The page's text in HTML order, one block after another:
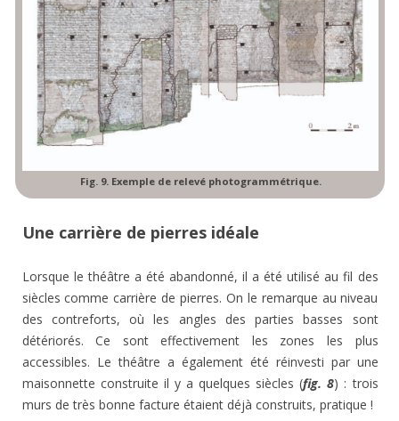
Fig. 9. Exemple de relevé photogrammétrique.
Une carrière de pierres idéale
Lorsque le théâtre a été abandonné, il a été utilisé au fil des
siècles comme carrière de pierres. On le remarque au niveau
des contreforts, où les angles des parties basses sont
détériorés. Ce sont effectivement les zones les plus
accessibles. Le théâtre a également été réinvesti par une
maisonnette construite il y a quelques siècles (fig. 8) : trois
murs de très bonne facture étaient déjà construits, pratique !